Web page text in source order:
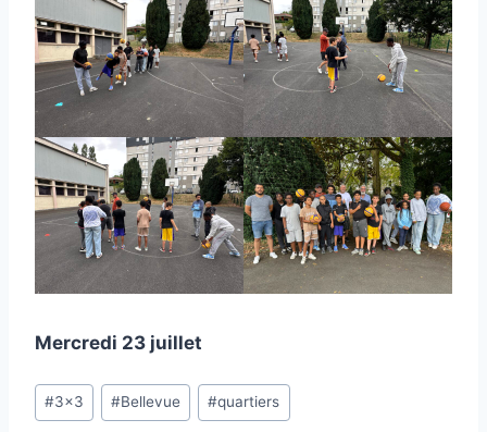
Mercredi 23 juillet
Étiquettes
de
#3x3 #Bellevue #quartiers